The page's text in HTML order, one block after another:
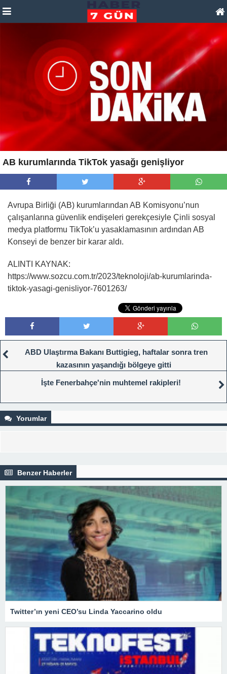
AB kurumlarında TikTok yasağı genişliyor
Avrupa Birliği (AB) kurumlarından AB Komisyonu’nun
çalışanlarına güvenlik endişeleri gerekçesiyle Çinli sosyal
medya platformu TikTok’u yasaklamasının ardından AB
Konseyi de benzer bir karar aldı.
ALINTI KAYNAK:
https://www.sozcu.com.tr/2023/teknoloji/ab-kurumlarinda-
tiktok-yasagi-genisliyor-7601263/
ABD Ulaştırma Bakanı Buttigieg, haftalar sonra tren
kazasının yaşandığı bölgeye gitti
İşte Fenerbahçe'nin muhtemel rakipleri!
Yorumlar
Benzer Haberler
Twitter’ın yeni CEO’su Linda Yaccarino oldu